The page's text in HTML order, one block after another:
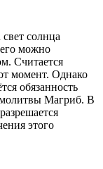
солнца
можно
Считается
момент. Однако
обязанность
Магриб. В
этого